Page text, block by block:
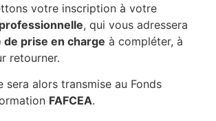
votre inscription à votre
, qui vous adressera
de prise en charge à compléter, à
retourner.
sera alors transmise au Fonds
FAFCEA.